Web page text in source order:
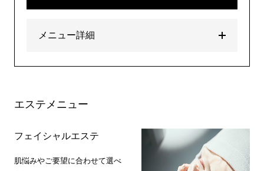
メニュー詳細
エステメニュー
フェイシャルエステ
肌悩みやご要望に合わせて選べ